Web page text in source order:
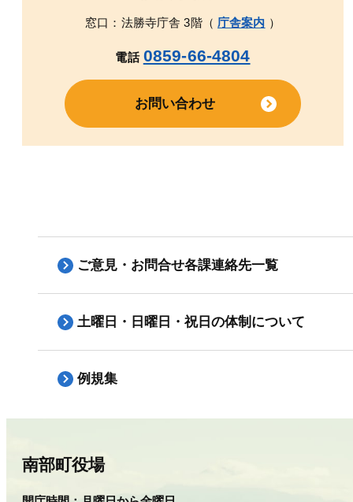
窓口：法勝寺庁舎 3階（ 庁舎案内 ）
電話 0859-66-4804
お問い合わせ
ご意見・お問合せ各課連絡先一覧
土曜日・日曜日・祝日の体制について
例規集
南部町役場